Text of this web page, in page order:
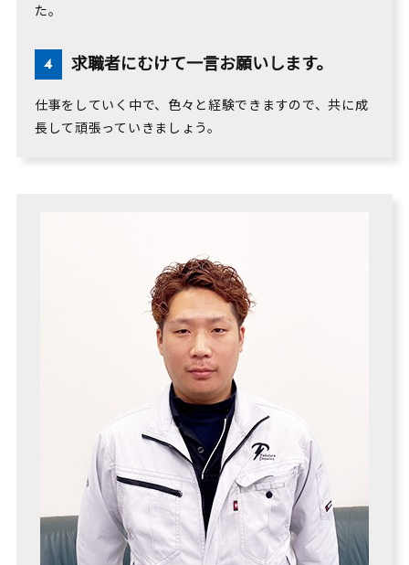
た。
求職者にむけて一言お願いします。
仕事をしていく中で、色々と経験できますので、共に成
長して頑張っていきましょう。